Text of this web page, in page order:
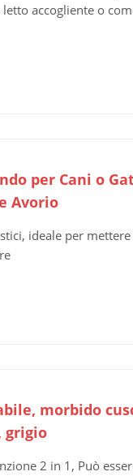
accogliente o
per Cani o
Avorio
ideale per
morbido
grigio
2 in 1, Può